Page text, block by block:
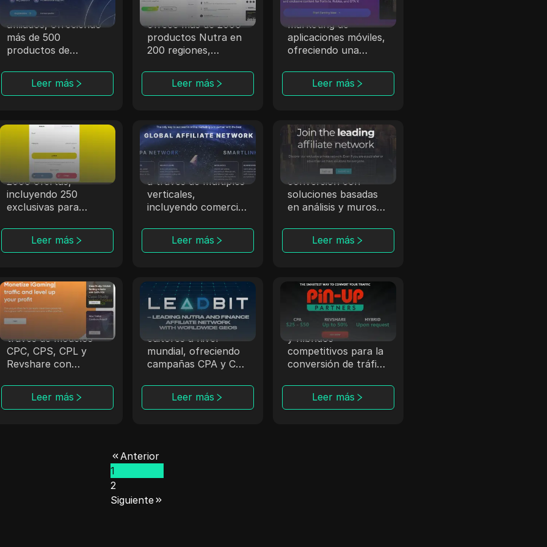
con más de 10,000
afiliados, ofreciendo
más de 500
productos de
sólidas asociaciones.
Leer más
experiencia, dr.cash
ofrece más de 2000
productos Nutra en
200 regiones,
exóticos.
Leer más
especializa en
marketing de
aplicaciones móviles,
ofreciendo una
en tiempo real y un
programa de
Leer más
Offerrum
Offerrum, activa
desde 2010, ofrece
2000 ofertas,
incluyendo 250
exclusivas para
Leer más
ClickDealer
ClickDealer mejora el
ROI de las campañas
a través de múltiples
verticales,
incluyendo comercio
Leer más
Affmine
Affmine se centra en
campañas de alta
conversión con
soluciones basadas
en análisis y muros
Leer más
Trafee
Trafee ofrece a los
afiliados ingresos a
través de modelos
CPC, CPS, CPL y
Revshare con
Smartlink.
Leer más
Leadbit
LeadBit conecta a
anunciantes y
editores a nivel
mundial, ofreciendo
campañas CPA y CPL
tiempo real.
Leer más
Pin-up.Partners
Pin-up.Partners
ofrece modelos CPA
y híbridos
competitivos para la
conversión de tráfico
Leer más
Anterior
1
2
Siguiente